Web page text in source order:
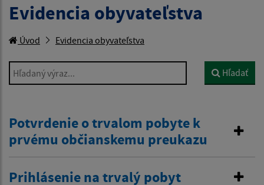
Evidencia obyvateľstva
Úvod Evidencia obyvateľstva
Hľadaný výraz... Hľadať
Potvrdenie o trvalom pobyte k
prvému občianskemu preukazu
Prihlásenie na trvalý pobyt